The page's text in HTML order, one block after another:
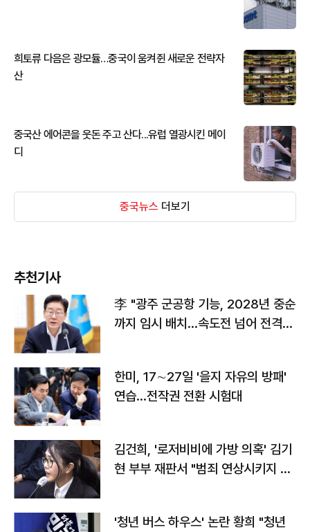
희토류 다음은 광모듈…중국이 움켜쥔 새로운 전략자
산
중국산 에어콘을 웃돈 주고 산다...유럽 열광시킨 메이
디
중국뉴스 더보기
추천기사
李 "광주 군공항 기능, 2028년 중순
까지 임시 배치…속도전 넘어 전격
한미, 17∼27일 '을지 자유의 방패'
연습…전작권 전환 시험대
김건희, '로저비비에 가방 의혹' 김기
현 부부 재판서 "범죄 연상시키지 말
'청년 버스 하우스' 논란 황희 "청년